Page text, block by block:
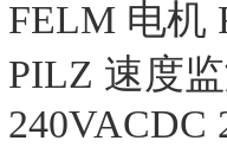
FELM 电机
PILZ 速度
240VACDC